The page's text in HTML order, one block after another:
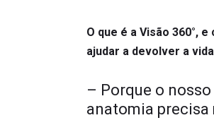
O que é a Visão 360°,
ajudar a devolver a
– Porque o
anatomia precisa